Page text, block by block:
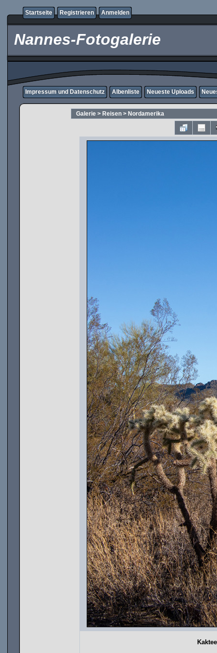
Startseite Registrieren Anmelden
Nannes-Fotogalerie
Impressum und Datenschutz Albenliste Neueste Uploads
Galerie> Reisen> Nordamerika